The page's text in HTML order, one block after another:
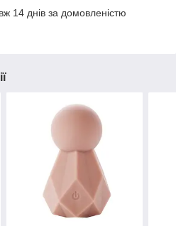
14 днів за домовленістю